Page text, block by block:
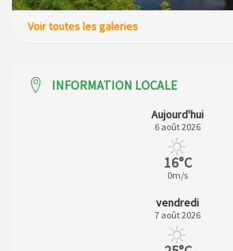
Voir toutes les galeries
INFORMATION LOCALE
Aujourd'hui
6 août 2026
16°C
0m/s
vendredi
7 août 2026